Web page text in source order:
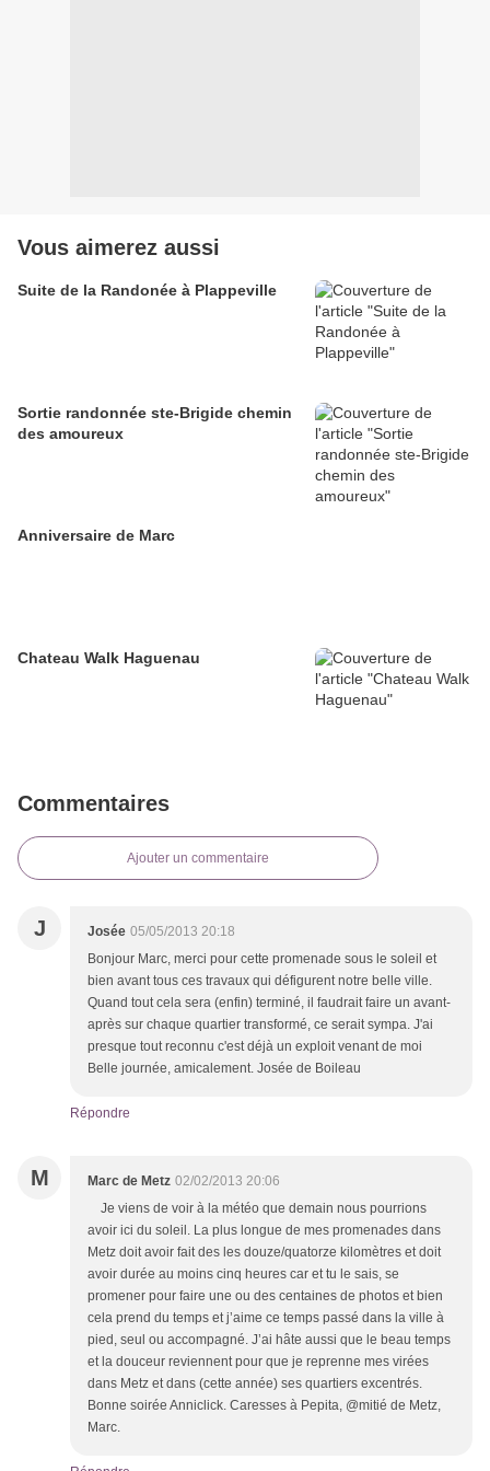
Vous aimerez aussi
Suite de la Randonée à Plappeville
Sortie randonnée ste-Brigide chemin
des amoureux
Anniversaire de Marc
Chateau Walk Haguenau
Commentaires
Ajouter un commentaire
J Josée 05/05/2013 20:18
Bonjour Marc, merci pour cette promenade sous le soleil et
bien avant tous ces travaux qui défigurent notre belle ville.
Quand tout cela sera (enfin) terminé, il faudrait faire un avant-
après sur chaque quartier transformé, ce serait sympa. J'ai
presque tout reconnu c'est déjà un exploit venant de moi
Belle journée, amicalement. Josée de Boileau
Répondre
M Marc de Metz 02/02/2013 20:06
Je viens de voir à la météo que demain nous pourrions
avoir ici du soleil. La plus longue de mes promenades dans
Metz doit avoir fait des les douze/quatorze kilomètres et doit
avoir durée au moins cinq heures car et tu le sais, se
promener pour faire une ou des centaines de photos et bien
cela prend du temps et j’aime ce temps passé dans la ville à
pied, seul ou accompagné. J’ai hâte aussi que le beau temps
et la douceur reviennent pour que je reprenne mes virées
dans Metz et dans (cette année) ses quartiers excentrés.
Bonne soirée Anniclick. Caresses à Pepita, @mitié de Metz,
Marc.